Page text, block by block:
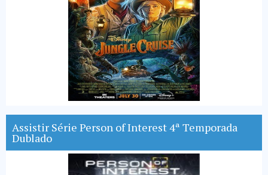
Assistir Série Person of Interest 4ª Temporada
Dublado